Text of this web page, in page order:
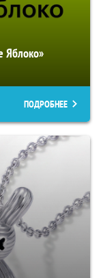
Яблоко»
ПОДРОБНЕЕ